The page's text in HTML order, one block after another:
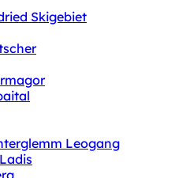
Skigebiet
Leogang